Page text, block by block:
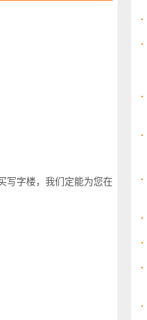
写字楼，我们定能为您在